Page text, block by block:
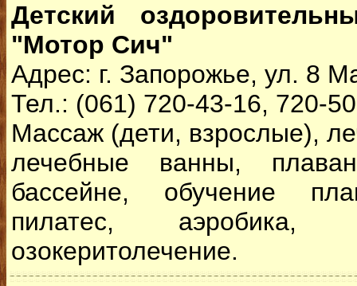
Детский
"Мотор Сич"
Адрес: г. Запорожье, ул. 8
Тел.: (061) 720-43-16, 720-
Массаж (дети, взрослые),
лечебные ванны,
бассейне, обучение
пилатес, аэробика,
озокеритолечение.